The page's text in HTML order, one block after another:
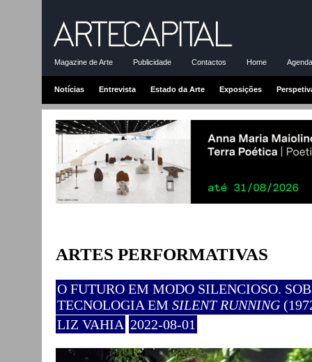
Magazine de Arte Publicidade Contactos Home
Notícias Entrevista Estado da Arte Exposições
ARTES PERFORMATIVAS
O FUTURO EM MODO SILENCIOSO.
TECNOLOGIA EM SILENT RUNNING
LIZ VAHIA 2022-08-01